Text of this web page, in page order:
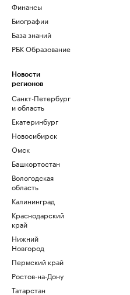
Финансы
Биографии
База знаний
РБК Образование
Новости
регионов
Санкт-Петербург
и область
Екатеринбург
Новосибирск
Омск
Башкортостан
Вологодская
область
Калининград
Краснодарский
край
Нижний
Новгород
Пермский край
Ростов-на-Дону
Татарстан